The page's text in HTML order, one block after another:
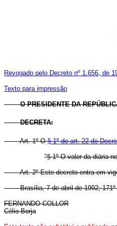
Revogado pelo Decreto nº 1.656, de
Texto para impressão
O PRESIDENTE DA
DECRETA:
Art. 1º O§ 1º do art. 22 do
"§ 1º O valor da diária
Art. 2º Este decreto entra em
Brasília, 7 de abril de 1992; 171º
FERNANDO COLLOR
Célio Borja